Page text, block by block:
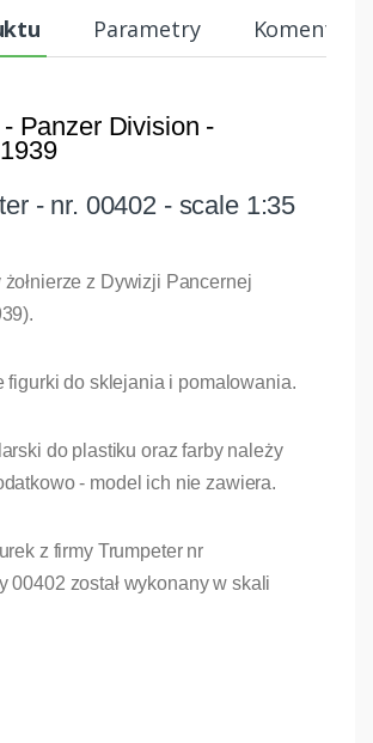
Parametry
Panzer Division -
- nr. 00402 - scale 1:35
żołnierze z Dywizji Pancernej
figurki do sklejania i pomalowania.
do plastiku oraz farby należy
- model ich nie zawiera.
z firmy Trumpeter nr
00402 został wykonany w skali